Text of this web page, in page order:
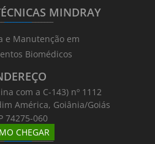
MINDRAY
________________
e Manutenção em
Biomédicos
com a C-143) nº 1112
América, Goiânia/Goiás
74275-060
CHEGAR
________________